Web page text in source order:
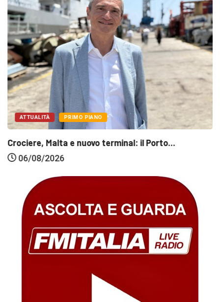
ATTUALITÀ PRIMO PIANO
Crociere, Malta e nuovo terminal: il Porto...
06/08/2026